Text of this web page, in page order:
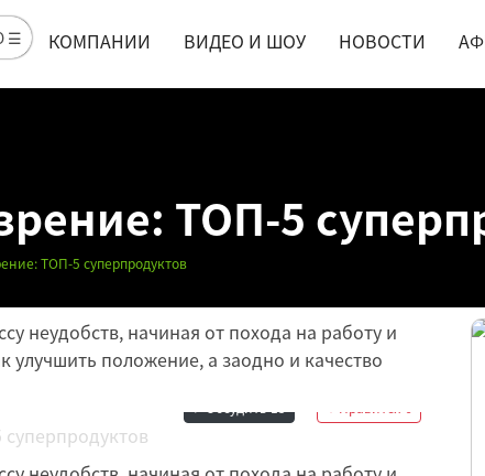
☰ КОМПАНИИ ВИДЕО И ШОУ НОВОСТИ
ТОП-5
ТОП-5 суперпродуктов
неудобств, начиная от похода на работу и
улучшить положение, а заодно и качество
Нравится 6
Обсудить15